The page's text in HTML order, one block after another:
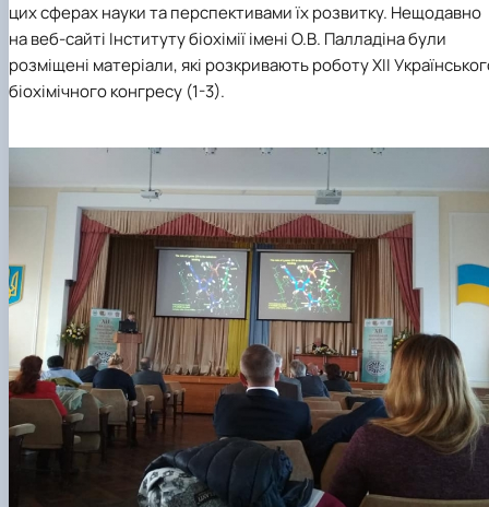
цих сферах науки та перспективами їх розвитку. Нещодавно
на веб-сайті Інституту біохімії імені О.В. Палладіна були
розміщені матеріали, які розкривають роботу ХІІ
біохімічного конгресу (1-3).